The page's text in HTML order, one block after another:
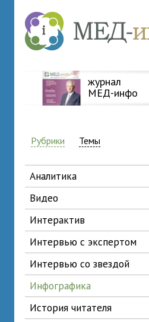
журнал
МЕД-инфо
Рубрики Темы
аналитика
видео
интерактив
интервью с экспертом
интервью со звездой
инфографика
история читателя